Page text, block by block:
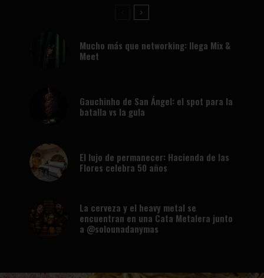
Mucho más que networking: llega Mix &
Meet
Gauchinho de San Ángel: el spot para la
batalla vs la gula
El lujo de permanecer: Hacienda de las
Flores celebra 50 años
La cerveza y el heavy metal se
encuentran en una Cata Metalera junto
a @solounadanymas